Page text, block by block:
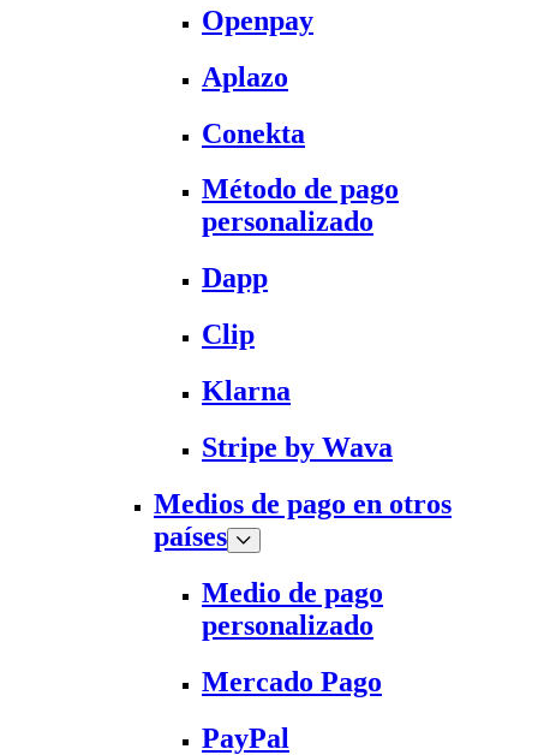
Openpay
Aplazo
Conekta
Método de pago
personalizado
Dapp
Clip
Klarna
Stripe by Wava
Medios de pago en otros
países
Medio de pago
personalizado
Mercado Pago
PayPal